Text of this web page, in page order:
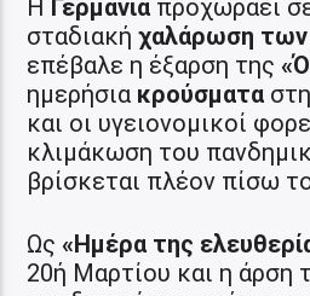
Η Γερμανία προχωράει
σταδιακήχαλάρωση των
επέβαλε η έξαρση της
ημερήσια κρούσματα
και οι υγειονομικοί
κλιμάκωση του
βρίσκεται πλέον πίσω
Ως «Ημέρα της
20ή Μαρτίου και η